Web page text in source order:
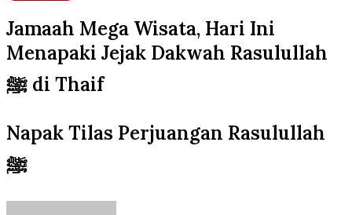
Jamaah Mega Wisata, Hari Ini
Menapaki Jejak Dakwah Rasulullah
ﷺ di Thaif
Napak Tilas Perjuangan Rasulullah
ﷺ